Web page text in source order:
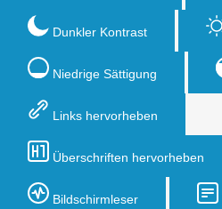
Dunkler Kontrast
Niedrige Sättigung
Links hervorheben
Überschriften hervorheben
Bildschirmleser